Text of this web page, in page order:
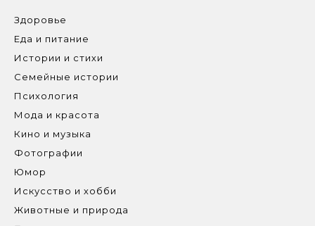
Здоровье
Еда и питание
Истории и стихи
Семейные истории
Психология
Мода и красота
Кино и музыка
Фотографии
Юмор
Искусство и хобби
Животные и природа